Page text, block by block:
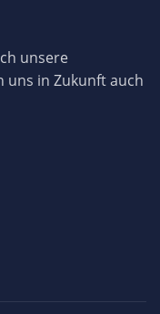
unsere
uns in Zukunft auch